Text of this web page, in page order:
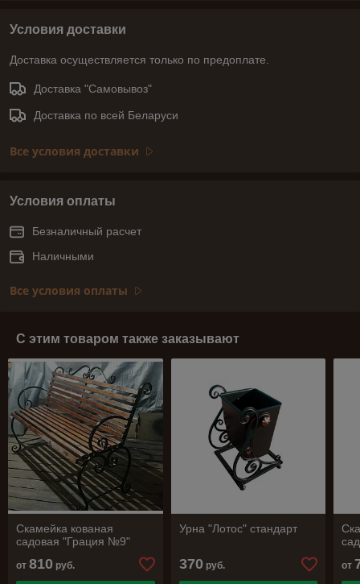
Условия доставки
Доставка осуществляется только по предоплате.
Доставка "Самовывоз"
Доставка по всей Беларуси
Все условия доставки
Условия оплаты
Безналичный расчет
Наличными
Все условия оплаты
С этим товаром также заказывают
Скамейка кованая
садовая "Грация №9"
от 810 руб.
Урна "Лотос" стандарт
370руб. от